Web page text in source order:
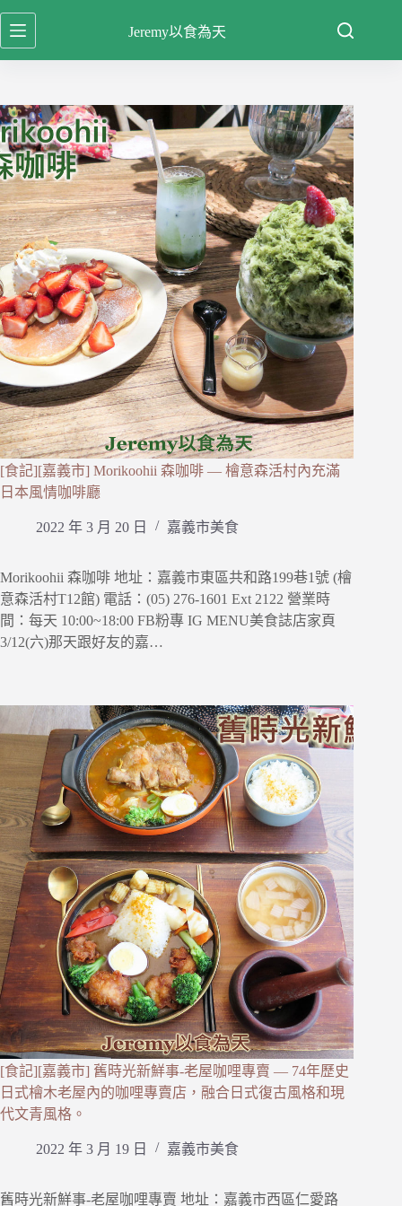
跳
至
容
Jeremy以食為天
[食記][嘉義市] Morikoohii 森咖啡 — 檜意森活村內充滿
日本風情咖啡廳
2022 年 3 月 20 日 嘉義市美食
Morikoohii 森咖啡 地址：嘉義市東區共和路199巷1號 (檜
意森活村T12館) 電話：(05) 276-1601 Ext 2122 營業時
間：每天 10:00~18:00 FB粉專 IG MENU美食誌店家頁
3/12(六)那天跟好友的嘉…
[食記][嘉義市] 舊時光新鮮事-老屋咖哩專賣 — 74年歷史
日式檜木老屋內的咖哩專賣店，融合日式復古風格和現
代文青風格。
2022 年 3 月 19 日 嘉義市美食
舊時光新鮮事-老屋咖哩專賣 地址：嘉義市西區仁愛路